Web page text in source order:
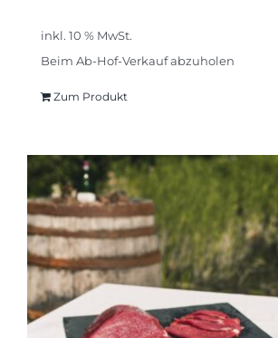
inkl. 10 % MwSt.
Beim Ab-Hof-Verkauf abzuholen
Zum Produkt